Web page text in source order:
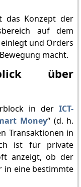
das Konzept der
auf dem
und Orders
macht.
über
in derICT-
Money“ (d. h.
Transaktionen in
ist für private
anzeigt, ob der
in eine bestimmte